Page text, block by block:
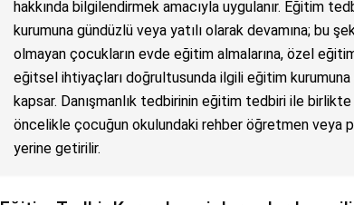
hakkında bilgilendirmek amacıyla uygulanır. Eğitim
kurumuna gündüzlü veya yatılı olarak devamına; bu
olmayan çocukların evde eğitim almalarına, özel
eğitsel ihtiyaçları doğrultusunda ilgili eğitim
kapsar. Danışmanlık tedbirinin eğitim tedbiri ile
öncelikle çocuğun okulundaki rehber öğretmen veya
yerine getirilir.